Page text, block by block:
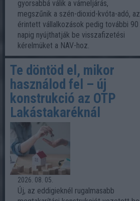
gyorsabbá válik a vámeljárás,
megszűnik a szén-dioxid-kvóta-adó, az
érintett vállalkozások pedig további 90
napig nyújthatják be visszafizetési
kérelmüket a NAV-hoz.
Te döntöd el, mikor
használod fel – új
konstrukció az OTP
Lakástakaréknál
2026. 08. 05.
Új, az eddigieknél rugalmasabb